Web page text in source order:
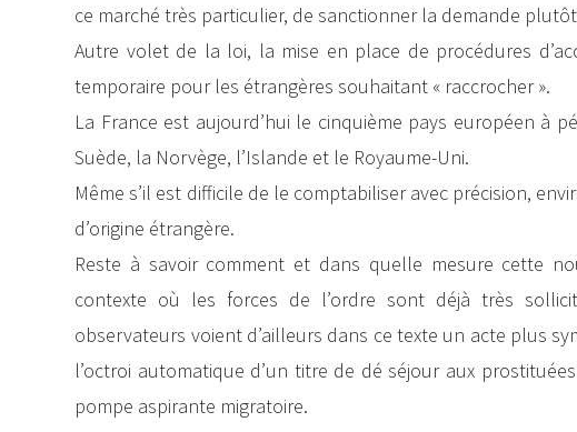
ce marché très particulier, de sanctionner la demande
Autre volet de la loi, la mise en place de procédures
temporaire pour les étrangères souhaitant « raccrocher ».
La France est aujourd’hui le cinquième pays européen à
Suède, la Norvège, l’Islande et le Royaume-Uni.
Même s’il est difficile de le comptabiliser avec précision,
d’origine étrangère.
Reste à savoir comment et dans quelle mesure cette
contexte où les forces de l’ordre sont déjà très
observateurs voient d’ailleurs dans ce texte un acte plus
l’octroi automatique d’un titre de dé séjour aux
pompe aspirante migratoire.